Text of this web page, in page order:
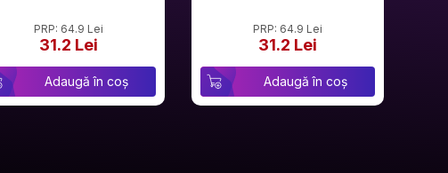
PRP: 64.9 Lei
31.2 Lei
Adaugă în coș
PRP: 64.9 Lei
31.2 Lei
Adaugă în coș